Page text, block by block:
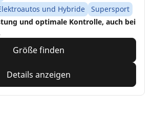
und Hybride
Supersport
und optimale Kontrolle, auch bei
Größe finden
Details anzeigen